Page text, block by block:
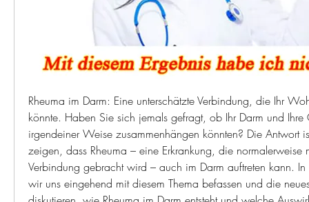
Rheuma im Darm: Eine unterschätzte Verbindung, die Ihr
könnte. Haben Sie sich jemals gefragt, ob Ihr Darm und Ihre
irgendeiner Weise zusammenhängen könnten? Die Antwort
zeigen, dass Rheuma – eine Erkrankung, die normalerweise
Verbindung gebracht wird – auch im Darm auftreten kann.
wir uns eingehend mit diesem Thema befassen und die